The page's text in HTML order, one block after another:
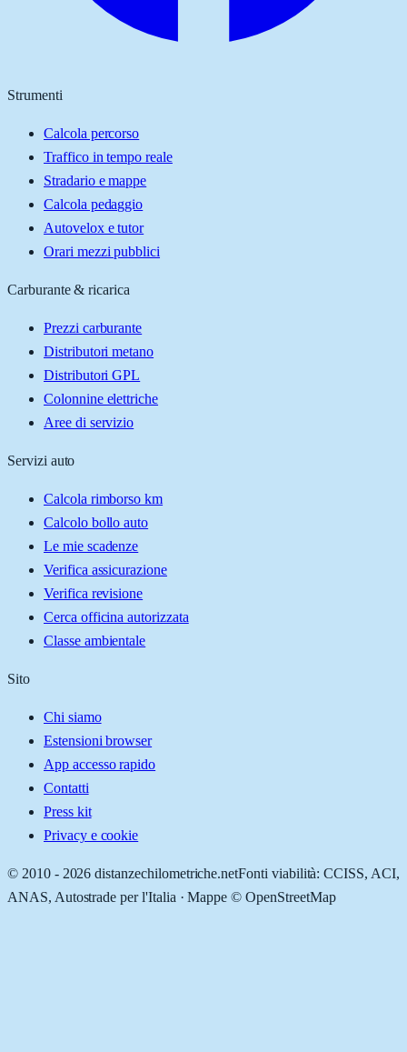
Strumenti
Calcola percorso
Traffico in tempo reale
Stradario e mappe
Calcola pedaggio
Autovelox e tutor
Orari mezzi pubblici
Carburante & ricarica
Prezzi carburante
Distributori metano
Distributori GPL
Colonnine elettriche
Aree di servizio
Servizi auto
Calcola rimborso km
Calcolo bollo auto
Le mie scadenze
Verifica assicurazione
Verifica revisione
Cerca officina autorizzata
Classe ambientale
Sito
Chi siamo
Estensioni browser
App accesso rapido
Contatti
Press kit
Privacy e cookie
© 2010 - 2026 distanzechilometriche.netFonti viabilità: CCISS, ACI,
ANAS, Autostrade per l'Italia · Mappe © OpenStreetMap